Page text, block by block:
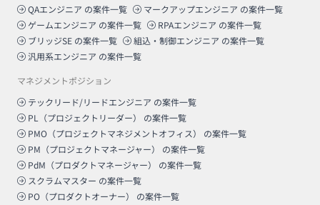
QAエンジニア の案件一覧 マークアップエンジニア の案件一覧
ゲームエンジニア の案件一覧 RPAエンジニア の案件一覧
ブリッジSE の案件一覧 組込・制御エンジニア の案件一覧
汎用系エンジニア の案件一覧
マネジメントポジション
テックリード/リードエンジニア の案件一覧
PL（プロジェクトリーダー）
の案件一覧
PMO（プロジェクトマネジメントオフィス）
の案件一覧
PM（プロジェクトマネージャー）
の案件一覧
PdM（プロダクトマネージャー）
の案件一覧
スクラムマスター の案件一覧
PO（プロダクトオーナー）
の案件一覧